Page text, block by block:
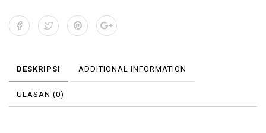
DESKRIPSI ADDITIONAL INFORMATION
ULASAN (0)